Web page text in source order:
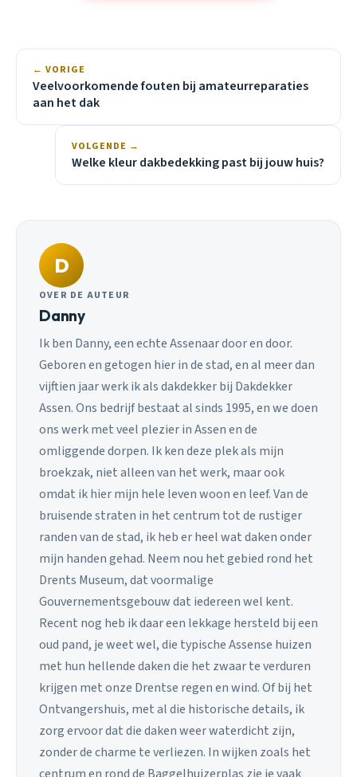
← VORIGE
Veelvoorkomende fouten bij amateurreparaties
aan het dak
VOLGENDE →
Welke kleur dakbedekking past bij jouw huis?
D
OVER DE AUTEUR
Danny
Ik ben Danny, een echte Assenaar door en door.
Geboren en getogen hier in de stad, en al meer dan
vijftien jaar werk ik als dakdekker bij Dakdekker
Assen. Ons bedrijf bestaat al sinds 1995, en we doen
ons werk met veel plezier in Assen en de
omliggende dorpen. Ik ken deze plek als mijn
broekzak, niet alleen van het werk, maar ook
omdat ik hier mijn hele leven woon en leef. Van de
bruisende straten in het centrum tot de rustiger
randen van de stad, ik heb er heel wat daken onder
mijn handen gehad. Neem nou het gebied rond het
Drents Museum, dat voormalige
Gouvernementsgebouw dat iedereen wel kent.
Recent nog heb ik daar een lekkage hersteld bij een
oud pand, je weet wel, die typische Assense huizen
met hun hellende daken die het zwaar te verduren
krijgen met onze Drentse regen en wind. Of bij het
Ontvangershuis, met al die historische details, ik
zorg ervoor dat die daken weer waterdicht zijn,
zonder de charme te verliezen. In wijken zoals het